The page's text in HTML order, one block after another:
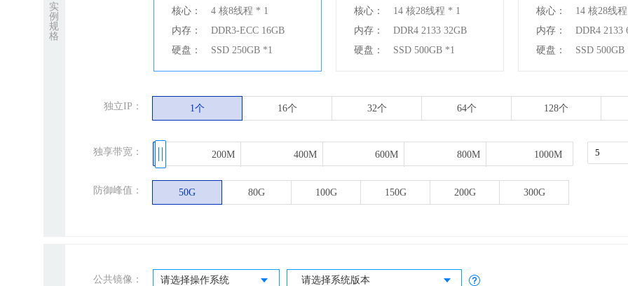
实
例
规
格
核心：
4 核8线程 * 1
内存：
DDR3-ECC 16GB
硬盘：
SSD 250GB *1
核心：
14 核28线程 * 1
内存：
DDR4 2133 32GB
硬盘：
SSD 500GB *1
核心：
14 核28线
内存：
DDR4 2133
硬盘：
独立IP： 1个 16个 32个 64个 128个
独享带宽： 200M 400M 600M 800M 1000M
200M 400M 600M 800M 1000M
防御峰值： 50G 80G 100G 150G 200G 300G
公共镜像： 请选择操作系统 请选择系统版本